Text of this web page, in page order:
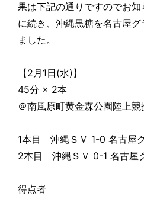
果は下記の通りですのでお
に続き、沖縄黒糖を名古屋
ました。
【2月1日(水)】
45分 × 2本
＠南風原町黄金森公園陸上競
1本目 沖縄ＳＶ 1-0 名古屋
2本目 沖縄ＳＶ 0-1 名古屋
得点者